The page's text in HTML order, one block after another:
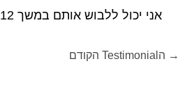
אני יכול ללבוש אותם במשך 12 שעות ללא דליפות!
→ הTestimonial הקודם